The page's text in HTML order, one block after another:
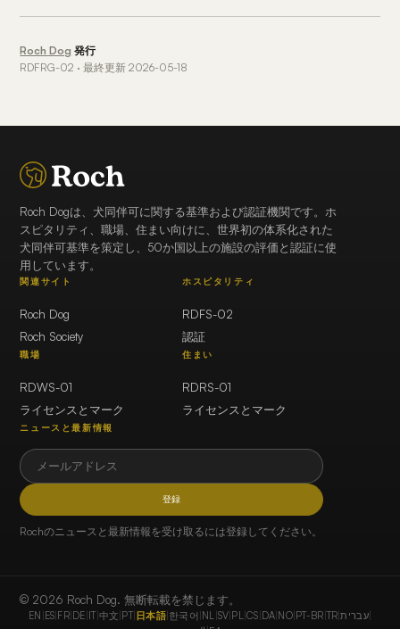
Roch Dog 発行
RDFRG-02 · 最終更新 2026-05-18
Roch Dogは、犬同伴可に関する基準および認証機関です。ホ
スピタリティ、職場、住まい向けに、世界初の体系化された
犬同伴可基準を策定し、50か国以上の施設の評価と認証に使
用しています。
関連サイト
Roch Dog
Roch Society
ホスピタリティ
RDFS-02
認証
職場
RDWS-01
ライセンスとマーク
住まい
RDRS-01
ライセンスとマーク
ニュースと最新情報
登録
Rochのニュースと最新情報を受け取るには登録してください。
© 2026 Roch Dog. 無断転載を禁じます。
EN ES FR DE IT 中文 PT| 日本語| 한국어 NL SV PL| CS DA NO| PT-BR TR |עברית|